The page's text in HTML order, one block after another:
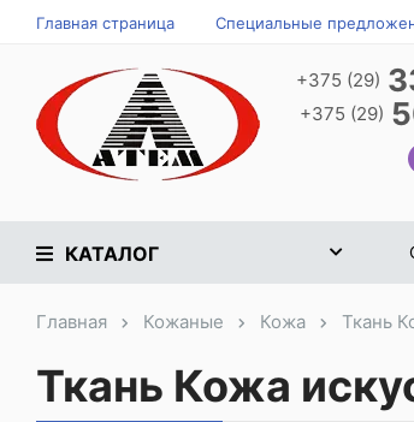
Главная страница Специальные
+375 (29)
+375 (29)
КАТАЛОГ
Главная Кожаные Кожа Ткань
Ткань Кожа